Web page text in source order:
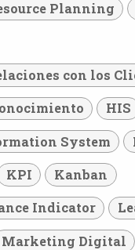
Planning
con los
HIS
System
KPI Kanban
Indicator
Marketing Digital